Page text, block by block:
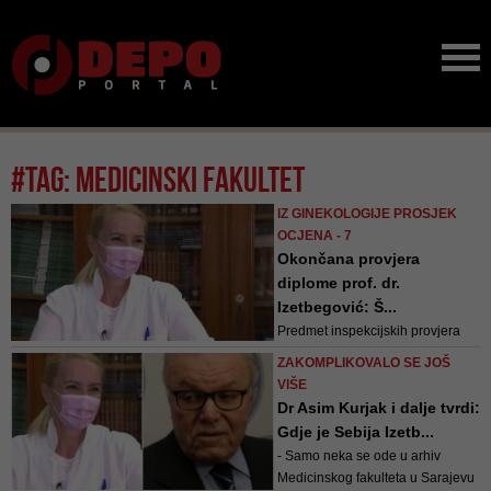
#tag: medicinski fakultet
IZ GINEKOLOGIJE PROSJEK
OCJENA - 7
Okončana provjera
diplome prof. dr.
Izetbegović: Š...
Predmet inspekcijskih provjera
akademskih zvanja generalne
ZAKOMPLIKOVALO SE JOŠ
VIŠE
Dr Asim Kurjak i dalje tvrdi:
Gdje je Sebija Izetb...
- Samo neka se ode u arhiv
Medicinskog fakulteta u Sarajevu